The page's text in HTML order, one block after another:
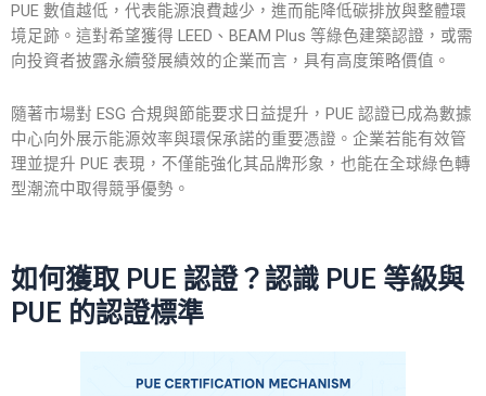
PUE 數值越低，代表能源浪費越少，進而能降低碳排放與整體環
境足跡。這對希望獲得 LEED、BEAM Plus 等綠色建築認證，或需
向投資者披露永續發展績效的企業而言，具有高度策略價值。
隨著市場對 ESG 合規與節能要求日益提升，PUE 認證已成為數據
中心向外展示能源效率與環保承諾的重要憑證。企業若能有效管
理並提升 PUE 表現，不僅能強化其品牌形象，也能在全球綠色轉
型潮流中取得競爭優勢。
如何獲取 PUE 認證？認識 PUE 等級與
PUE 的認證標準